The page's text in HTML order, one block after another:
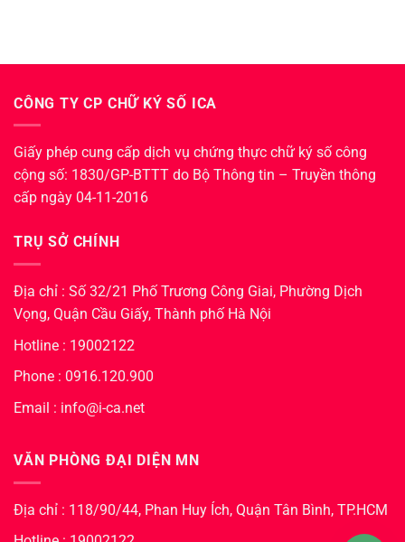
CÔNG TY CP CHỮ KÝ SỐ ICA
Giấy phép cung cấp dịch vụ chứng thực chữ ký số công
cộng số: 1830/GP-BTTT do Bộ Thông tin – Truyền thông
cấp ngày 04-11-2016
TRỤ SỞ CHÍNH
Địa chỉ : Số 32/21 Phố Trương Công Giai, Phường Dịch
Vọng, Quận Cầu Giấy, Thành phố Hà Nội
Hotline : 19002122
Phone : 0916.120.900
Email : info@i-ca.net
VĂN PHÒNG ĐẠI DIỆN MN
Địa chỉ : 118/90/44, Phan Huy Ích, Quận Tân Bình, TP.HCM